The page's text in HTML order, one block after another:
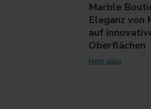
Marble
Eleganz
auf
Oberflächen
Mehr dazu